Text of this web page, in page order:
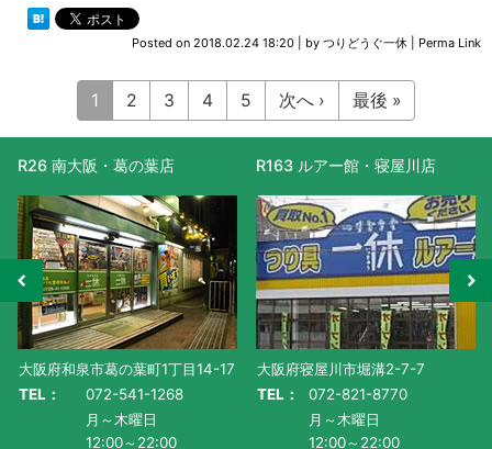
Posted on 2018.02.24 18:20 by つりどうぐ一休 Perma Link
1 2 3 4 5 次へ › 最後 »
R26 南大阪・葛の葉店
大阪府和泉市葛の葉町1丁目14-17
TEL：
072-541-1268
月～木曜日
12:00～22:00
R163 ルアー館・寝屋川店
大阪府寝屋川市堀溝2-7-7
TEL：
072-821-8770
月～木曜日
12:00～22:00